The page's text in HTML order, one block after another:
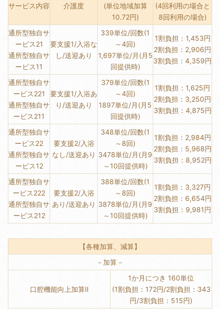
サービス内容 介護度
(単位地域加算
10.72円)
(4回利用の場合と
8回利用の場合)
通所型独自サ
ービス21
通所型独自サ
ービス11
要支援1/入浴な
し/送迎あり
339単位/回数(1
～4回)
1,697単位/月(月5
回提供時)
1割負担：1,453円
2割負担：2,906円
3割負担：4,359円
通所型独自サ
ービス221
通所型独自サ
ービス211
要支援1/入浴あ
り/送迎あり
379単位/回数(1
～4回)
1897単位/月(月5
回提供時)
1割負担：1,625円
2割負担：3,250円
3割負担：4,875円
通所型独自サ
ービス22
通所型独自サ
ービス12
要支援2/入浴
なし/送迎あり
348単位/回数(1
～8回)
3478単位/月(月9
～10回提供時)
1割負担：2,984円
2割負担：5,968円
3割負担：8,952円
通所型独自サ
ービス222
通所型独自サ
ービス212
要支援2/入浴
あり/送迎あり
388単位/回数(1
～8回)
3878単位/月(月9
～10回提供時)
1割負担：3,327円
2割負担：6,654円
3割負担：9,981円
【各種加算、減算】
－加算－
口腔機能向上加算Ⅱ
1か月につき 160単位
(1割負担：172円/2割負担：343
円/3割負担：515円)